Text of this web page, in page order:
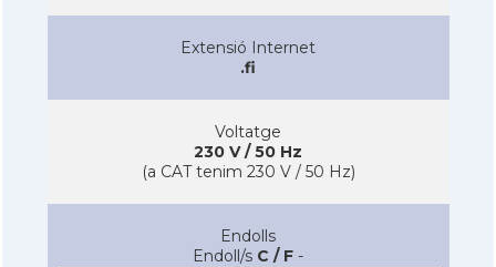
Extensió Internet
.fi
Voltatge
230 V / 50 Hz
(a CAT tenim 230 V / 50 Hz)
Endolls
Endoll/s C / F -